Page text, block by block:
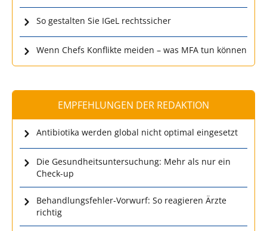
So gestalten Sie IGeL rechtssicher
Wenn Chefs Konflikte meiden – was MFA tun können
EMPFEHLUNGEN DER REDAKTION
Antibiotika werden global nicht optimal eingesetzt
Die Gesundheitsuntersuchung: Mehr als nur ein
Check-up
Behandlungsfehler-Vorwurf: So reagieren Ärzte
richtig